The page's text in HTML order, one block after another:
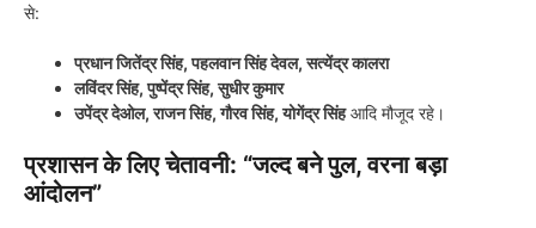
से:
प्रधान जितेंद्र सिंह, पहलवान सिंह देवल, सत्येंद्र कालरा
लविंदर सिंह, पुष्पेंद्र सिंह, सुधीर कुमार
उपेंद्र देओल, राजन सिंह, गौरव सिंह, योगेंद्र सिंहआदि मौजूद रहे।
प्रशासन के लिए चेतावनी: “जल्द बने पुल, वरना बड़ा
आंदोलन”